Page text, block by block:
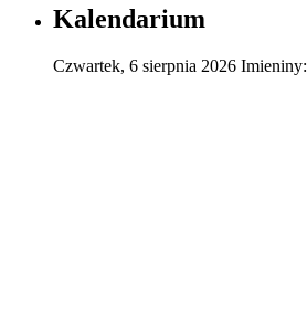
Kalendarium
Czwartek, 6 sierpnia 2026 Imieniny: